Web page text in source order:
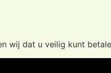
wij dat u veilig kunt